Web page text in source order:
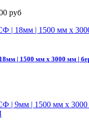
руб
| 1500 мм х 3000 мм |